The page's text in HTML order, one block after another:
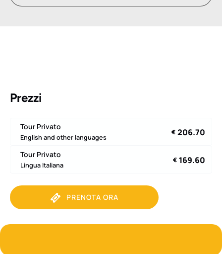
Prezzi
Tour Privato
English and other languages
€ 206.70
Tour Privato
Lingua Italiana
€ 169.60
PRENOTA ORA